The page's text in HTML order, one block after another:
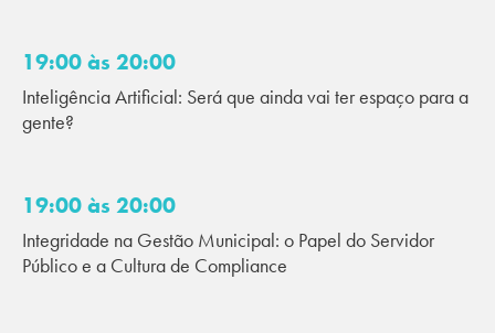
19:00 às 20:00
Inteligência Artificial: Será que ainda vai ter espaço para a
gente?
19:00 às 20:00
Integridade na Gestão Municipal: o Papel do Servidor
Público e a Cultura de Compliance